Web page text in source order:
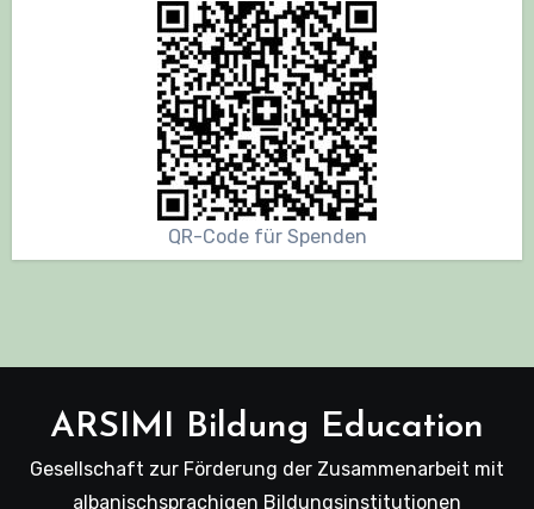
QR-Code für Spenden
ARSIMI Bildung Education
Gesellschaft zur Förderung der Zusammenarbeit mit
albanischsprachigen Bildungsinstitutionen